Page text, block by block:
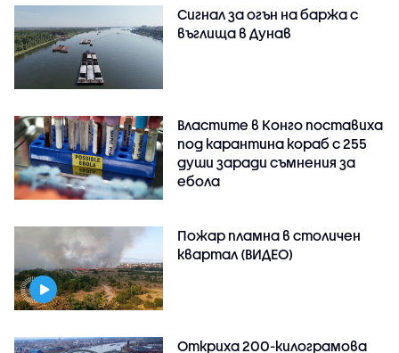
Сигнал за огън на баржа с
въглища в Дунав
Властите в Конго поставиха
под карантина кораб с 255
души заради съмнения за
ебола
Пожар пламна в столичен
квартал (ВИДЕО)
Откриха 200-килограмова